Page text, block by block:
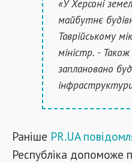
«У Херсоні
майбутнє
Таврійському
міністр. -
заплановано
Раніше PR.UA
Республіка допоможе